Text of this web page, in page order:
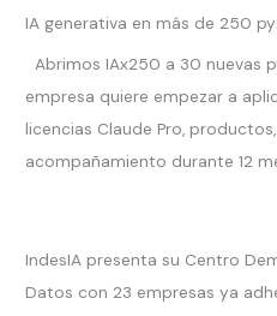
IA generativa en más de 250
Abrimos IAx250 a 30 nuevas
empresa quiere empezar a
licencias Claude Pro,
acompañamiento durante 12
IndesIA presenta su Centro
Datos con 23 empresas ya